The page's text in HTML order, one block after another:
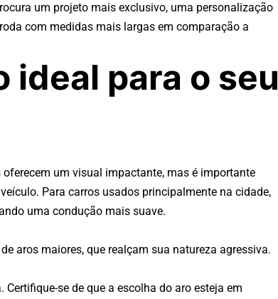
um projeto mais exclusivo, uma personalização
com medidas mais largas em comparação a
ideal para o seu
um visual impactante, mas é importante
Para carros usados principalmente na cidade,
uma condução mais suave.
aros maiores, que realçam sua natureza agressiva.
se de que a escolha do aro esteja em